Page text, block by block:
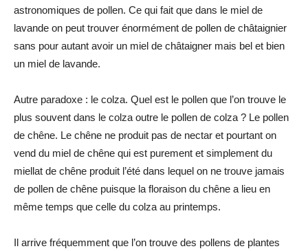
astronomiques de pollen. Ce qui fait que dans le miel de
lavande on peut trouver énormément de pollen de châtaignier
sans pour autant avoir un miel de châtaigner mais bel et bien
un miel de lavande.
Autre paradoxe : le colza. Quel est le pollen que l’on trouve le
plus souvent dans le colza outre le pollen de colza ? Le pollen
de chêne. Le chêne ne produit pas de nectar et pourtant on
vend du miel de chêne qui est purement et simplement du
miellat de chêne produit l’été dans lequel on ne trouve jamais
de pollen de chêne puisque la floraison du chêne a lieu en
même temps que celle du colza au printemps.
Il arrive fréquemment que l’on trouve des pollens de plantes